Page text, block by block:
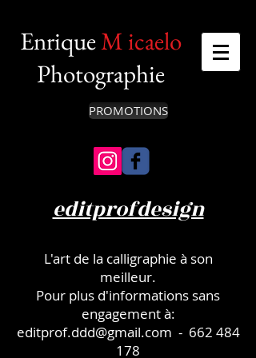
EnriqueM icaelo
Photographie
PROMOTIONS
editprofdesign
L'art de la calligraphie à son
meilleur.
Pour plus d'informations sans
engagement à:
editprof.ddd@gmail.com - 662 484
178